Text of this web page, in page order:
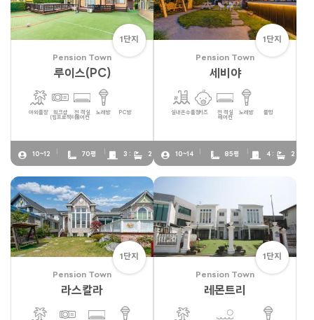
1단지
Pension Town
루이스(PC)
야외풀장
워크샵
(빔프로젝터)
전 객실
에어컨
노래방 PC방
10~12 70평 3 : 2
1단지
Pension Town
세비야
실내온수풀장키즈
전 객실
에어컨
노래방 불멍
10~14 85평 4 : 2
1단지
Pension Town
라스칼라
1단지
Pension Town
레몬트리